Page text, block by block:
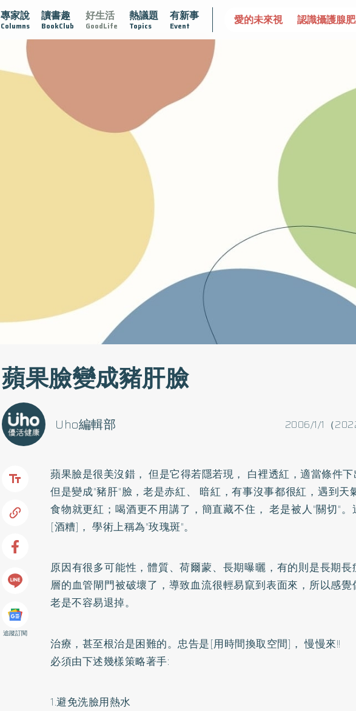
專家說
Columns
讀書趣
BookClub
好生活
GoodLife
熱議題
Topics
有新事
Event
守護腺在 疫情保衛戰 再生醫學 愛的未來視 認識攝護腺肥大 守護骨
蘋果臉變成豬肝臉
2006/1/1（
Uho編輯部
追蹤訂閱
蘋果臉是很美沒錯， 但是它得若隱若現， 白裡透紅，適當條件
但是變成"豬肝"臉，老是赤紅、 暗紅，有事沒事都很紅，遇到天
食物就更紅；喝酒更不用講了，簡直藏不住， 老是被人"關切"
[酒糟]， 學術上稱為"玫瑰斑"。
原因有很多可能性，體質、荷爾蒙、長期曝曬，有的則是長期
層的血管閘門被破壞了，導致血流很輕易竄到表面來，所以感
老是不容易退掉。
治療，甚至根治是困難的。忠告是[用時間換取空間]， 慢慢來!!
必須由下述幾樣策略著手:
1.避免洗臉用熱水